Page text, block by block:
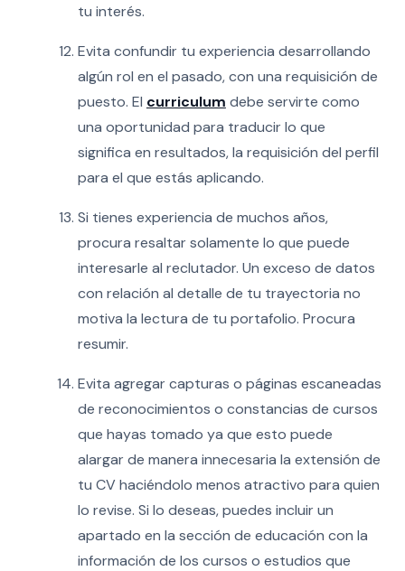
tu interés.
Evita confundir tu experiencia desarrollando
algún rol en el pasado, con una requisición de
puesto. El curriculum debe servirte como
una oportunidad para traducir lo que
significa en resultados, la requisición del perfil
para el que estás aplicando.
Si tienes experiencia de muchos años,
procura resaltar solamente lo que puede
interesarle al reclutador. Un exceso de datos
con relación al detalle de tu trayectoria no
motiva la lectura de tu portafolio. Procura
resumir.
Evita agregar capturas o páginas escaneadas
de reconocimientos o constancias de cursos
que hayas tomado ya que esto puede
alargar de manera innecesaria la extensión de
tu CV haciéndolo menos atractivo para quien
lo revise. Si lo deseas, puedes incluir un
apartado en la sección de educación con la
información de los cursos o estudios que